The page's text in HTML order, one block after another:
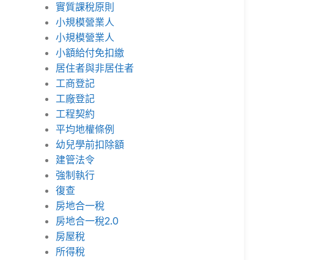
實質課稅原則
小規模營業人
小規模營業人
小額給付免扣繳
居住者與非居住者
工商登記
工廠登記
工程契約
平均地權條例
幼兒學前扣除額
建管法令
強制執行
復查
房地合一稅
房地合一稅2.0
房屋稅
所得稅